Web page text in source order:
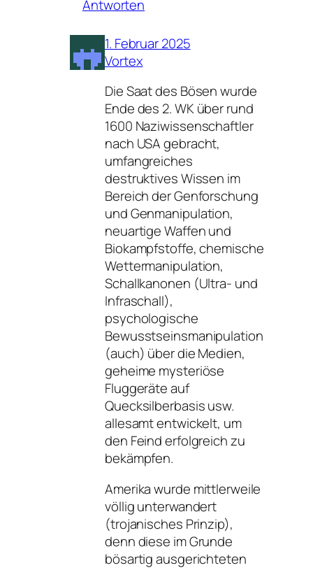
Antworten
1. Februar 2025
Vortex
Die Saat des Bösen wurde
Ende des 2. WK über rund
1600 Naziwissenschaftler
nach USA gebracht,
umfangreiches
destruktives Wissen im
Bereich der Genforschung
und Genmanipulation,
neuartige Waffen und
Biokampfstoffe, chemische
Wettermanipulation,
Schallkanonen (Ultra- und
Infraschall),
psychologische
Bewusstseinsmanipulation
(auch) über die Medien,
geheime mysteriöse
Fluggeräte auf
Quecksilberbasis usw.
allesamt entwickelt, um
den Feind erfolgreich zu
bekämpfen.
Amerika wurde mittlerweile
völlig unterwandert
(trojanisches Prinzip),
denn diese im Grunde
bösartig ausgerichteten